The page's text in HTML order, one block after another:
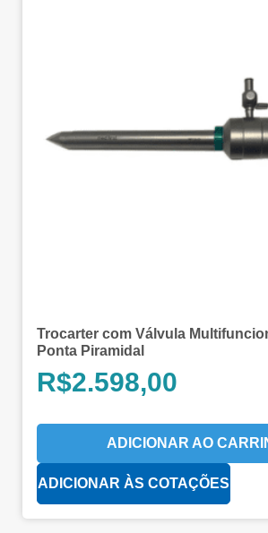
Trocarter com Válvula
Ponta Piramidal
R$2.598,00
ADICIONAR AO
ADICIONAR ÀS COTAÇÕES